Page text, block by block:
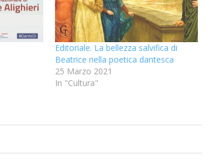
Editoriale. La bellezza salvifica di
Beatrice nella poetica dantesca
25 Marzo 2021
In "Cultura"